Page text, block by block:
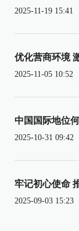
2025-11-19 15:41
优化营商环境
2025-11-05 10:52
中国国际地位
2025-10-31 09:42
牢记初心使命
2025-09-03 15:23